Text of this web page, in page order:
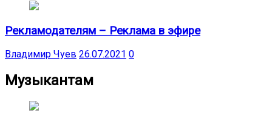
Рекламодателям – Реклама в эфире
Владимир Чуев 26.07.2021 0
Музыкантам